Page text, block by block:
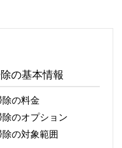
の基本情報
の料金
のオプション
の対象範囲